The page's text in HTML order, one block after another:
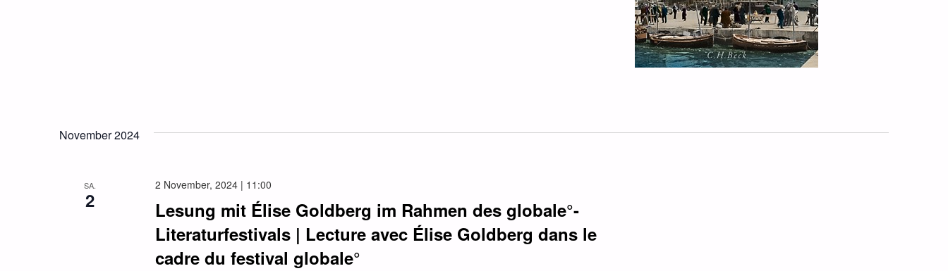
November 2024
SA.
2
Lesung mit Élise Goldberg im Rahmen des globale°-
Literaturfestivals | Lecture avec Élise Goldberg dans le
cadre du festival globale°
2 November, 2024 | 11:00